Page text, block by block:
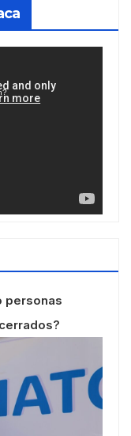
personas